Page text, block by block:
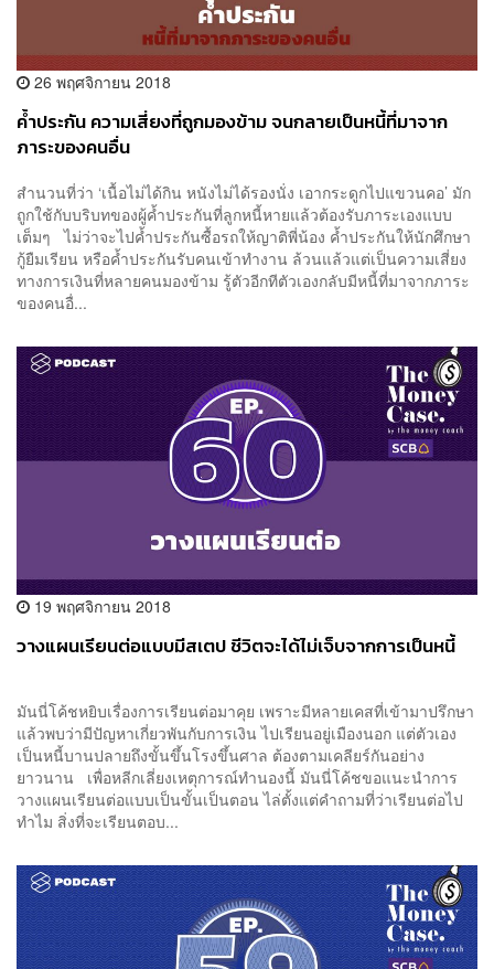
26 พฤศจิกายน 2018
ค้ำประกัน ความเสี่ยงที่ถูกมองข้าม จนกลายเป็นหนี้ที่มาจาก
ภาระของคนอื่น
สำนวนที่ว่า ‘เนื้อไม่ได้กิน หนังไม่ได้รองนั่ง เอากระดูกไปแขวนคอ’ มัก
ถูกใช้กับบริบทของผู้ค้ำประกันที่ลูกหนี้หายแล้วต้องรับภาระเองแบบ
เต็มๆ ไม่ว่าจะไปค้ำประกันซื้อรถให้ญาติพี่น้อง ค้ำประกันให้นักศึกษา
กู้ยืมเรียน หรือค้ำประกันรับคนเข้าทำงาน ล้วนแล้วแต่เป็นความเสี่ยง
ทางการเงินที่หลายคนมองข้าม รู้ตัวอีกทีตัวเองกลับมีหนี้ที่มาจากภาระ
ของคนอื่...
19 พฤศจิกายน 2018
วางแผนเรียนต่อแบบมีสเตป ชีวิตจะได้ไม่เจ็บจากการเป็นหนี้
มันนี่โค้ชหยิบเรื่องการเรียนต่อมาคุย เพราะมีหลายเคสที่เข้ามาปรึกษา
แล้วพบว่ามีปัญหาเกี่ยวพันกับการเงิน ไปเรียนอยู่เมืองนอก แต่ตัวเอง
เป็นหนี้บานปลายถึงขั้นขึ้นโรงขึ้นศาล ต้องตามเคลียร์กันอย่าง
ยาวนาน เพื่อหลีกเลี่ยงเหตุการณ์ทำนองนี้ มันนี่โค้ชขอแนะนำการ
วางแผนเรียนต่อแบบเป็นขั้นเป็นตอน ไล่ตั้งแต่คำถามที่ว่าเรียนต่อไป
ทำไม สิ่งที่จะเรียนตอบ...